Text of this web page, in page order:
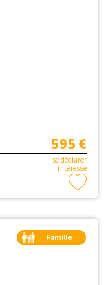
595 €
se déclarer
intéressé
Famille